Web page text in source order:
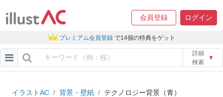
会員登録 ログイン
プレミアム会員登録 で14個の特典をゲット
詳細
検索
▼
イラストAC 背景・壁紙 テクノロジー背景（青）